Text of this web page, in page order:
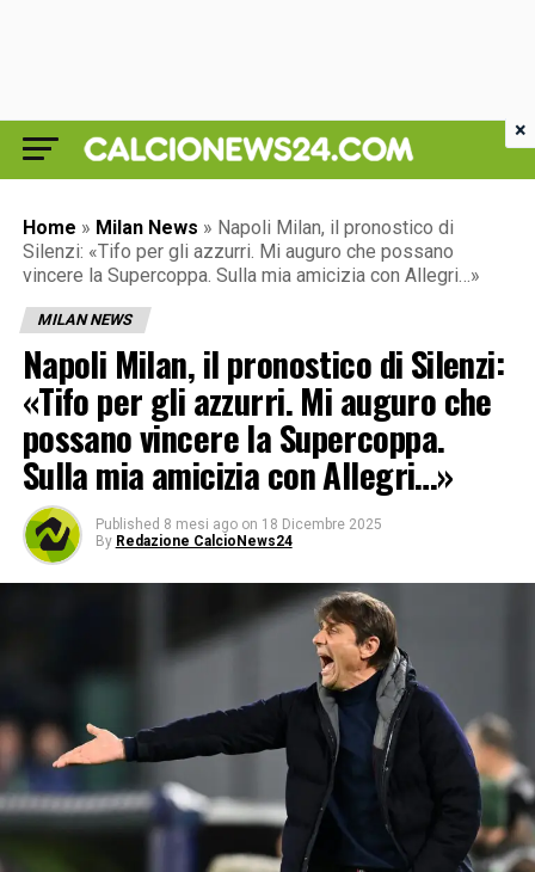
Home » Milan News » Napoli Milan, il pronostico di
Silenzi: «Tifo per gli azzurri. Mi auguro che possano
vincere la Supercoppa. Sulla mia amicizia con Allegri…»
MILAN NEWS
Napoli Milan, il pronostico di Silenzi:
«Tifo per gli azzurri. Mi auguro che
possano vincere la Supercoppa.
Sulla mia amicizia con Allegri…»
Published 8 mesi ago on 18 Dicembre 2025
By Redazione CalcioNews24
×